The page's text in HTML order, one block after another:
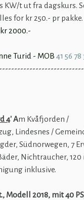
t ut fra dagskurs.
for kr 250.- pr pakke.
2000.-
Turid - MOB 41 56 78
4' Am Kvåfjorden /
Lindesnes /
Südnorwegen, 7
Nichtraucher, 120
inklusive.
Modell 2018, mit 40